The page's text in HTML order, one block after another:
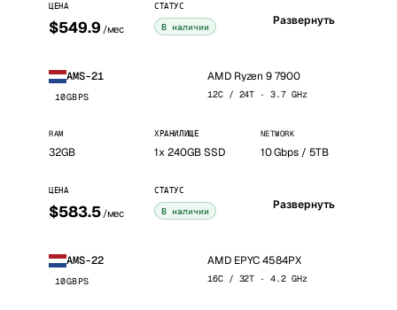
ЦЕНА
$549.9 /мес
СТАТУС
В наличии Развернуть
AMS-21
10GBPS
AMD Ryzen 9 7900
12C / 24T · 3.7 GHz
RAM
32GB
ХРАНИЛИЩЕ
1x 240GB SSD
NETWORK
10 Gbps / 5TB
ЦЕНА
$583.5 /мес
СТАТУС
В наличии Развернуть
AMS-22
10GBPS
AMD EPYC 4584PX
16C / 32T · 4.2 GHz